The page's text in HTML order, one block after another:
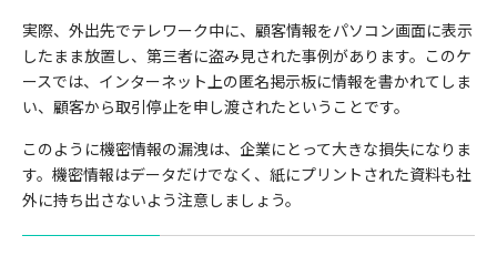
実際、外出先でテレワーク中に、顧客情報をパソコン画面に表示
したまま放置し、第三者に盗み見された事例があります。このケ
ースでは、インターネット上の匿名掲示板に情報を書かれてしま
い、顧客から取引停止を申し渡されたということです。
このように機密情報の漏洩は、企業にとって大きな損失になりま
す。機密情報はデータだけでなく、紙にプリントされた資料も社
外に持ち出さないよう注意しましょう。